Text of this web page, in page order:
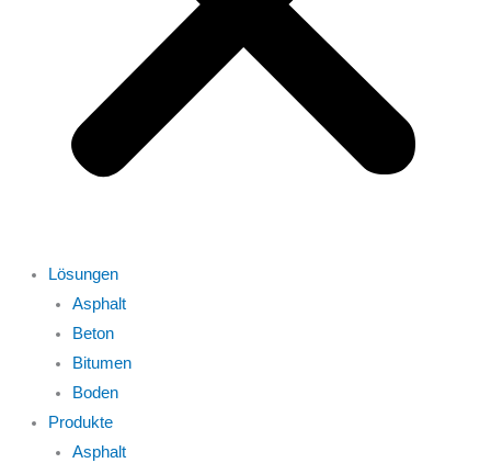
Lösungen
Asphalt
Beton
Bitumen
Boden
Produkte
Asphalt